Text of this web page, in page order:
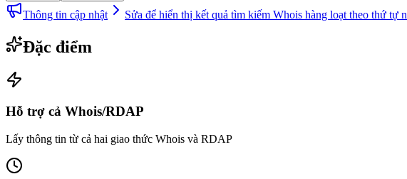
Thông tin cập nhật Sửa để hiển thị kết quả tìm kiếm Whois hàng loạt theo thứ tự
Đặc điểm
Hỗ trợ cả Whois/RDAP
Lấy thông tin từ cả hai giao thức Whois và RDAP